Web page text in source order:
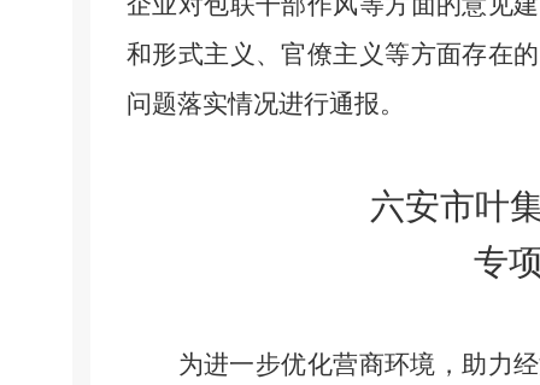
和形式主义、官僚主义等方面存在
问题落实情况进行通报。
六安市叶
专
为进一步优化营商环境，助力